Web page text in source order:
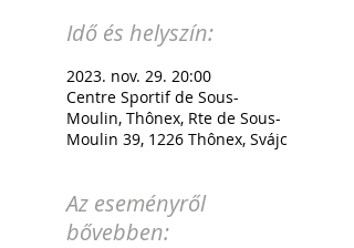
Idő és helyszín:
2023. nov. 29. 20:00
Centre Sportif de Sous-
Moulin, Thônex, Rte de Sous-
Moulin 39, 1226 Thônex, Svájc
Az eseményről
bővebben: